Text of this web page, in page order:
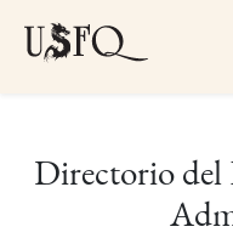
Directorio del